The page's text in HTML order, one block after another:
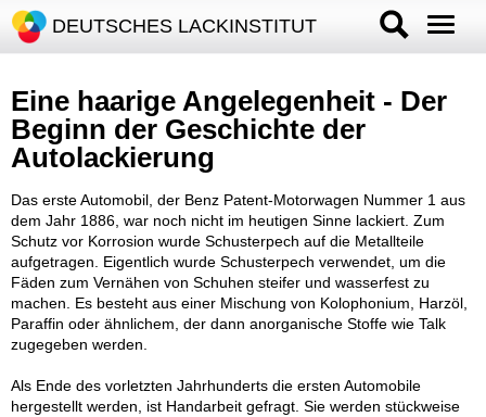
DEUTSCHES LACKINSTITUT
Eine haarige Angelegenheit - Der
Beginn der Geschichte der
Autolackierung
Das erste Automobil, der Benz Patent-Motorwagen Nummer 1 aus
dem Jahr 1886, war noch nicht im heutigen Sinne lackiert. Zum
Schutz vor Korrosion wurde Schusterpech auf die Metallteile
aufgetragen. Eigentlich wurde Schusterpech verwendet, um die
Fäden zum Vernähen von Schuhen steifer und wasserfest zu
machen. Es besteht aus einer Mischung von Kolophonium, Harzöl,
Paraffin oder ähnlichem, der dann anorganische Stoffe wie Talk
zugegeben werden.
Als Ende des vorletzten Jahrhunderts die ersten Automobile
hergestellt werden, ist Handarbeit gefragt. Sie werden stückweise